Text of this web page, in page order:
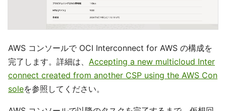
AWS コンソールで OCI Interconnect for AWS の構成を
完了します。詳細は、 Accepting a new multicloud Inter
connect created from another CSP using the AWS Con
soleを参照してください。